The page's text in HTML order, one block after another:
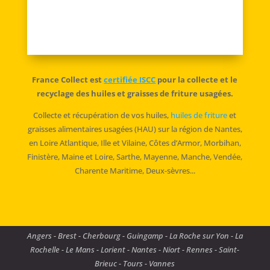
France Collect estcertifiée ISCC pour la collecte et le
recyclage des huiles et graisses de friture usagées.
Collecte et récupération de vos huiles, huiles de fritureet
graisses alimentaires usagées (HAU) sur la région de Nantes,
en Loire Atlantique, Ille et Vilaine, Côtes d’Armor, Morbihan,
Finistère, Maine et Loire, Sarthe, Mayenne, Manche, Vendée,
Charente Maritime, Deux-sèvres...
Angers-Brest- Cherbourg- Guingamp -La Roche sur Yon -La
Rochelle-Le Mans-Lorient-Nantes-Niort-Rennes-Saint-
Brieuc- Tours- Vannes